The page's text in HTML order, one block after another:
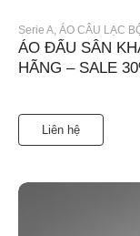
Serie A, ÁO CÂU LẠC
ÁO ĐẤU SÂN
HÃNG – SALE
Liên hệ